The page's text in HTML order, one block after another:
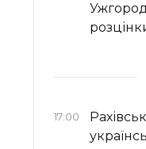
17:00